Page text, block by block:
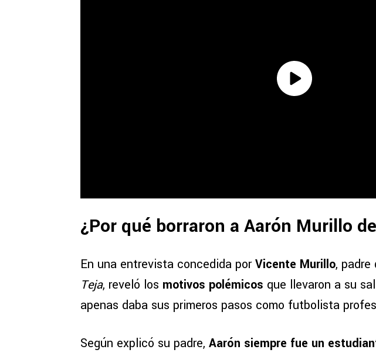
¿Por qué borraron a Aarón Murillo
En una entrevista concedida porVicente Murillo, padre
Teja, reveló los motivos polémicos que llevaron a su
apenas daba sus primeros pasos como futbolista
Según explicó su padre, Aarón siempre fue un